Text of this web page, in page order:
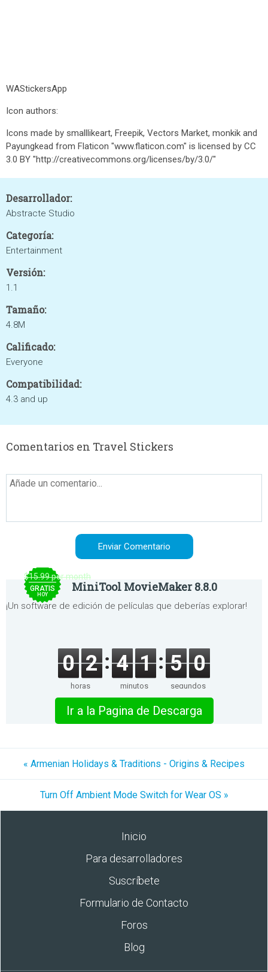
WAStickersApp
Icon authors:
Icons made by smalllikeart, Freepik, Vectors Market, monkik and
Payungkead from Flaticon "www.flaticon.com" is licensed by CC
3.0 BY "http://creativecommons.org/licenses/by/3.0/"
Desarrollador:
Abstracte Studio
Categoría:
Entertainment
Versión:
1.1
Tamaño:
4.8M
Calificado:
Everyone
Compatibilidad:
4.3 and up
Comentarios en Travel Stickers
$15.99 per month
GRATIS
HOY
MiniTool MovieMaker 8.8.0
¡Un software de edición de películas que deberías explorar!
0 2
horas
4 1
minutos
5 0
segundos
Ir a la Pagina de Descarga
« Armenian Holidays & Traditions - Origins & Recipes
Turn Off Ambient Mode Switch for Wear OS »
Inicio
Para desarrolladores
Suscríbete
Formulario de Contacto
Foros
Blog